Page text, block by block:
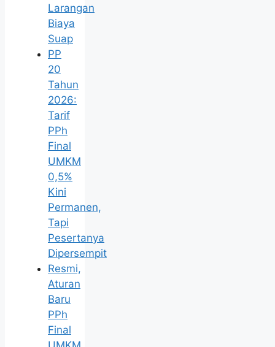
Larangan
Biaya
Suap
PP
20
Tahun
2026:
Tarif
PPh
Final
UMKM
0,5%
Kini
Permanen,
Tapi
Pesertanya
Dipersempit
Resmi,
Aturan
Baru
PPh
Final